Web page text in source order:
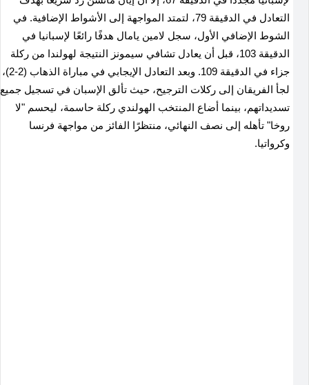
التعادل في الدقيقة 79، لتمتد المواجهة إلى الأشواط الإضافية. في
الشوط الإضافي الأول، سجل لامين يامال هدفًا رائعًا لإسبانيا في
الدقيقة 103، قبل أن يعادل تشافي سيمونز النتيجة لهولندا من ركلة
جزاء في الدقيقة 109. وبعد التعادل الإيجابي في مباراة الذهاب (2-2)،
لجأ الفريقان إلى ركلات الترجيح، حيث تألق الإسبان في تسجيل جميع
تسديداتهم، بينما أضاع المنتخب الهولندي ركلة حاسمة، ليحسم "لا
روخا" تأهله إلى نصف النهائي، منتظرًا الفائز من مواجهة فرنسا
وكرواتيا.